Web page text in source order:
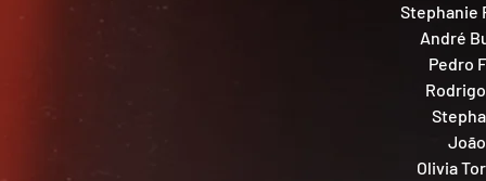
Stephanie
André
Pedro
Olivia